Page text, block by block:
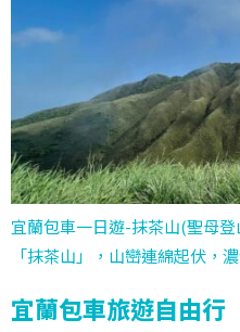
宜蘭包車一日遊-抹茶山(聖母
「抹茶山」，山巒連綿起伏
宜蘭包車旅遊自由行